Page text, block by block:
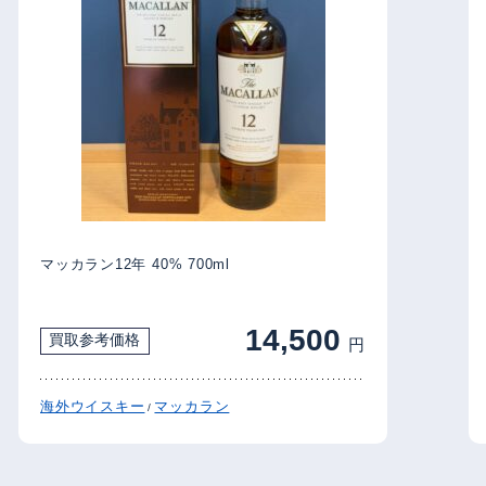
マッカラン12年 40% 700ml
買取参考価格 14,500 円
海外ウイスキー / マッカラン